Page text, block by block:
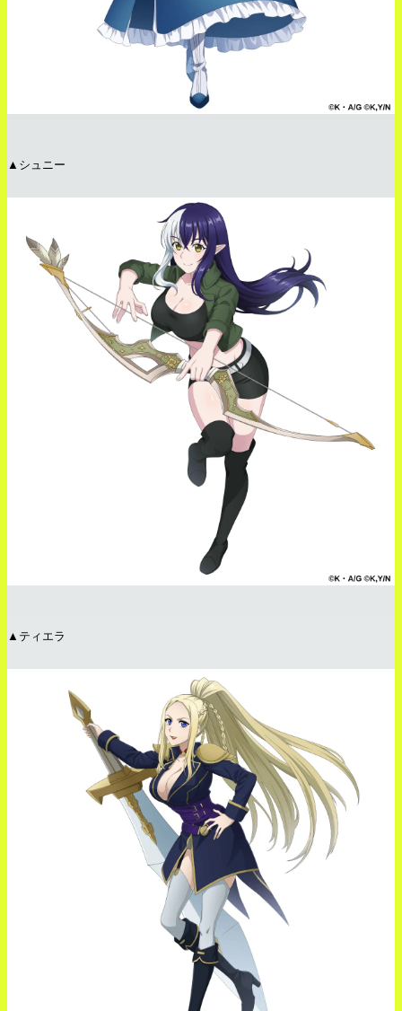
▲シュニー
▲ティエラ